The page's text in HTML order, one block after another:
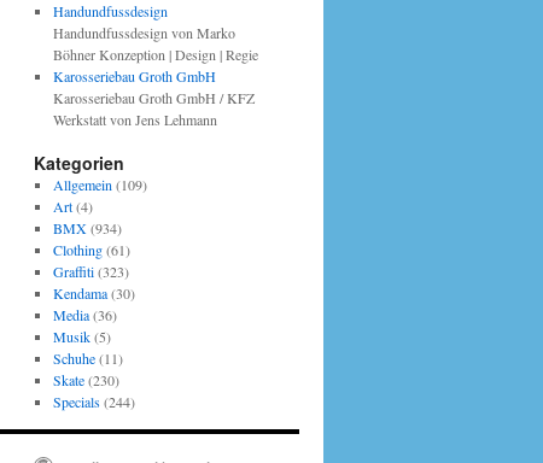
Handundfussdesign
Handundfussdesign von Marko
Böhner Konzeption | Design | Regie
Karosseriebau Groth GmbH
Karosseriebau Groth GmbH / KFZ
Werkstatt von Jens Lehmann
Kategorien
Allgemein (109)
Art(4)
BMX(934)
Clothing(61)
Graffiti(323)
Kendama(30)
Media(36)
Musik(5)
Schuhe(11)
Skate(230)
Specials(244)